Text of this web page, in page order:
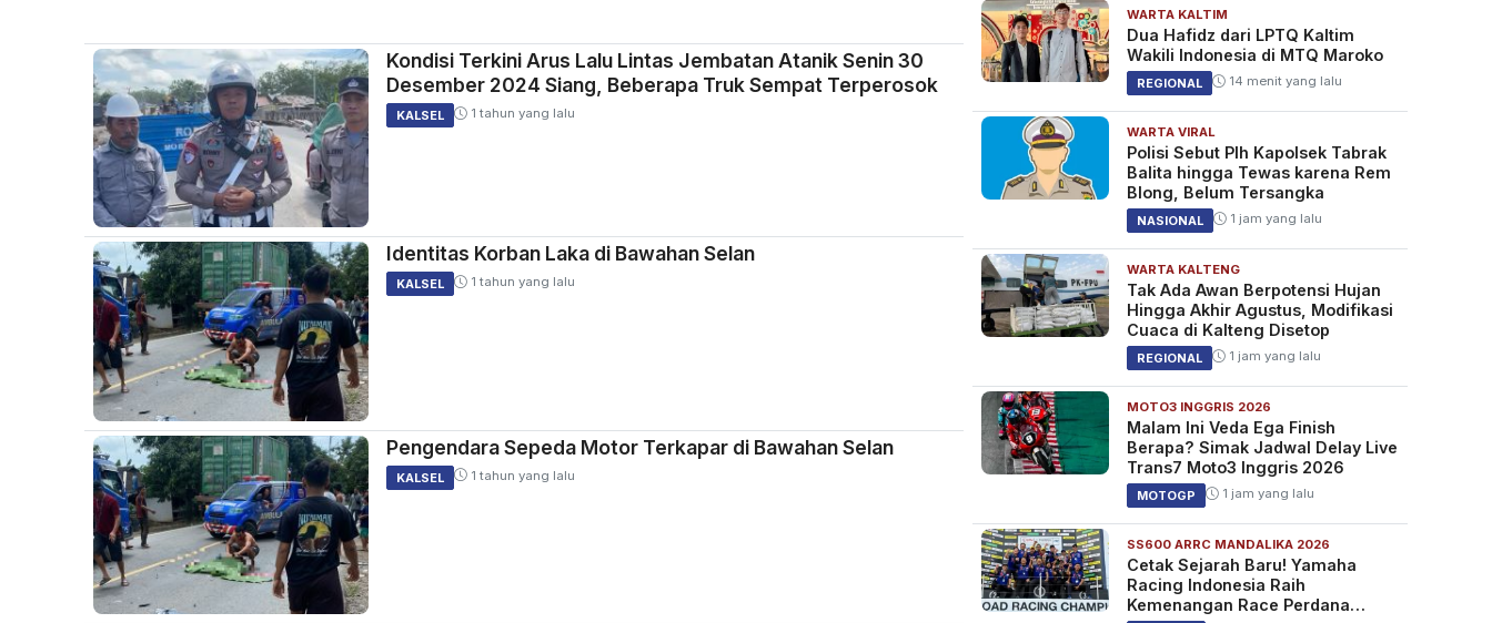
Kondisi Terkini Arus Lalu Lintas Jembatan Atanik Senin 30
Desember 2024 Siang, Beberapa Truk Sempat Terperosok
KALSEL 1 tahun yang lalu
Identitas Korban Laka di Bawahan Selan
KALSEL 1 tahun yang lalu
Pengendara Sepeda Motor Terkapar di Bawahan Selan
KALSEL 1 tahun yang lalu
WARTA KALTIM
Dua Hafidz dari LPTQ Kaltim
Wakili Indonesia di MTQ Maroko
REGIONAL 14 menit yang lalu
WARTA VIRAL
Polisi Sebut Plh Kapolsek Tabrak
Balita hingga Tewas karena Rem
Blong, Belum Tersangka
NASIONAL 1 jam yang lalu
WARTA KALTENG
Tak Ada Awan Berpotensi Hujan
Hingga Akhir Agustus, Modifikasi
Cuaca di Kalteng Disetop
REGIONAL 1 jam yang lalu
MOTO3 INGGRIS 2026
Malam Ini Veda Ega Finish
Berapa? Simak Jadwal Delay Live
Trans7 Moto3 Inggris 2026
MOTOGP 1 jam yang lalu
SS600 ARRC MANDALIKA 2026
Cetak Sejarah Baru! Yamaha
Racing Indonesia Raih
Kemenangan Race Perdana